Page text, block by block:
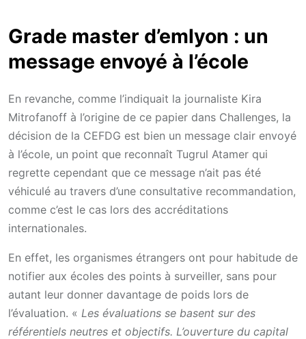
Grade master d’emlyon : un
message envoyé à l’école
En revanche, comme l’indiquait la journaliste Kira
Mitrofanoff à l’origine de ce papier dans Challenges, la
décision de la CEFDG est bien un message clair envoyé
à l’école, un point que reconnaît Tugrul Atamer qui
regrette cependant que ce message n’ait pas été
véhiculé au travers d’une consultative recommandation,
comme c’est le cas lors des accréditations
internationales.
En effet, les organismes étrangers ont pour habitude de
notifier aux écoles des points à surveiller, sans pour
autant leur donner davantage de poids lors de
l’évaluation. « Les évaluations se basent sur des
référentiels neutres et objectifs. L’ouverture du capital